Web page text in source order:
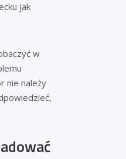
jak
w
nie należy